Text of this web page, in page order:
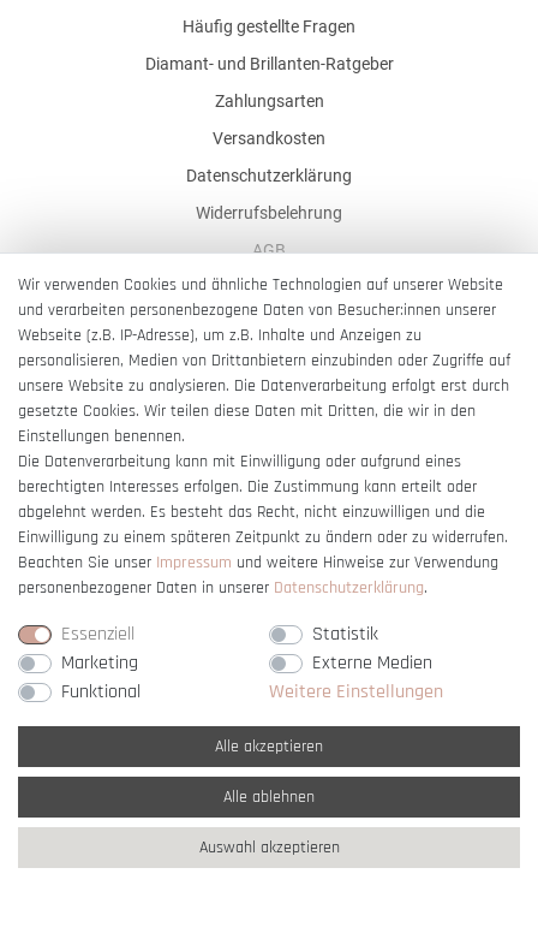
Häufig gestellte Fragen
Diamant- und Brillanten-Ratgeber
Zahlungsarten
Versandkosten
Datenschutzerklärung
Widerrufsbelehrung
AGB
Impressum
Barrierefreiheitserklärung
Vertrag widerrufen
* Alle Preise verstehen sich inkl. gesetzl. MwSt. undzzgl. Versandkosten
** Nur innerhalb Deutschlands© copyright 2007-2026 Schmuck Krone / Alle
Rechte vorbehalten / powered bycreateyourtemplate
Wir verwenden Cookies und ähnliche Technologien auf unserer Website
und verarbeiten personenbezogene Daten von Besucher:innen unserer
Webseite (z.B. IP-Adresse), um z.B. Inhalte und Anzeigen zu
personalisieren, Medien von Drittanbietern einzubinden oder Zugriffe auf
unsere Website zu analysieren. Die Datenverarbeitung erfolgt erst durch
gesetzte Cookies. Wir teilen diese Daten mit Dritten, die wir in den
Einstellungen benennen.
Die Datenverarbeitung kann mit Einwilligung oder aufgrund eines
berechtigten Interesses erfolgen. Die Zustimmung kann erteilt oder
abgelehnt werden. Es besteht das Recht, nicht einzuwilligen und die
Einwilligung zu einem späteren Zeitpunkt zu ändern oder zu widerrufen.
Beachten Sie unser Impressum und weitere Hinweise zur Verwendung
personenbezogener Daten in unserer Daten­schutz­erklärung.
Essenziell
Statistik
Marketing
Externe Medien
Funktional
Weitere Einstellungen
Alle akzeptieren
Alle ablehnen
Auswahl akzeptieren